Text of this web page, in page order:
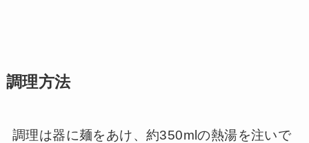
調理方法
調理は器に麺をあけ、約350mlの熱湯を注いで